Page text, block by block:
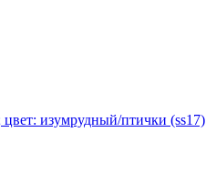
изумрудный/птички (ss17)